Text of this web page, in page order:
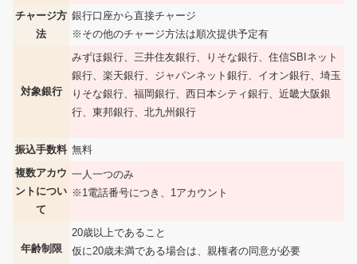
チャージ方
法
銀行口座から直接チャージ
※その他のチャージ方法は順次提供予定有
対象銀行
みずほ銀行、三井住友銀行、りそな銀行、住信SBIネット
銀行、楽天銀行、ジャパンネット銀行、イオン銀行、埼玉
りそな銀行、福岡銀行、西日本シティ銀行、近畿大阪銀
行、東邦銀行、北九州銀行
振込手数料 無料
複数アカウ
ントについ
て
一人一つのみ
※1電話番号につき、1アカウント
年齢制限
20歳以上であること
仮に20歳未満である場合は、親権者の同意が必要